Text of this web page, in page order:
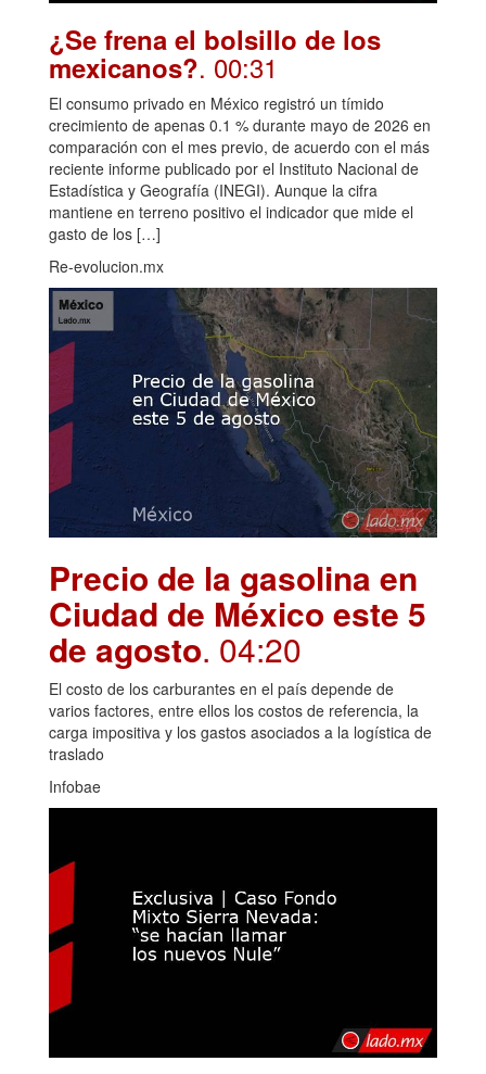
¿Se frena el bolsillo de los
mexicanos?. 00:31
El consumo privado en México registró un tímido
crecimiento de apenas 0.1 % durante mayo de 2026 en
comparación con el mes previo, de acuerdo con el más
reciente informe publicado por el Instituto Nacional de
Estadística y Geografía (INEGI). Aunque la cifra
mantiene en terreno positivo el indicador que mide el
gasto de los […]
Re-evolucion.mx
Precio de la gasolina en
Ciudad de México este 5
de agosto. 04:20
El costo de los carburantes en el país depende de
varios factores, entre ellos los costos de referencia, la
carga impositiva y los gastos asociados a la logística de
traslado
Infobae